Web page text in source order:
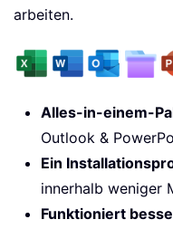
arbeiten.
Alles-in-einem-
Outlook &
Ein
innerhalb weniger
Funktioniert